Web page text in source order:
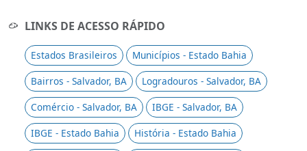
LINKS DE ACESSO RÁPIDO
Estados Brasileiros
Municípios - Estado Bahia
Bairros - Salvador, BA
Logradouros - Salvador, BA
Comércio - Salvador, BA
IBGE - Salvador, BA
IBGE - Estado Bahia
História - Estado Bahia